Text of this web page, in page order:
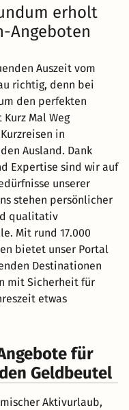
erholt
Angeboten
Auszeit vom
richtig, denn bei
den perfekten
Mal Weg
in
Ausland. Dank
Expertise sind wir auf
unserer
stehen persönlicher
qualitativ
Mit rund 17.000
bietet unser Portal
Destinationen
mit Sicherheit für
etwas
für
Geldbeutel
Aktivurlaub,